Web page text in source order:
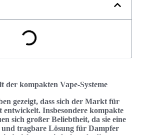
der kompakten Vape-Systeme
gezeigt, dass sich der Markt für
entwickelt. Insbesondere kompakte
sich großer Beliebtheit, da sie eine
tragbare Lösung für Dampfer